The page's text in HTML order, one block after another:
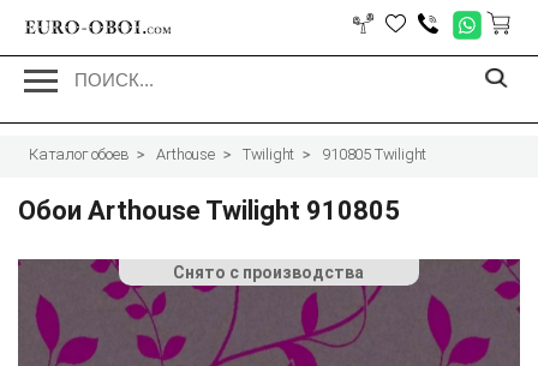
EURO-OBOI.com
Каталог обоев Arthouse Twilight 910805 Twilight
Обои Arthouse Twilight 910805